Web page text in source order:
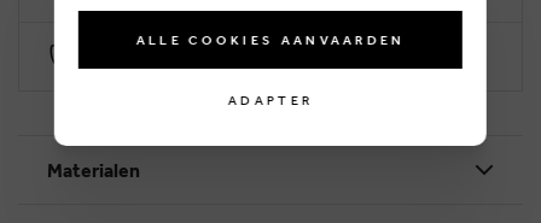
Materialen
ALLE COOKIES AANVAARDEN
ADAPTER